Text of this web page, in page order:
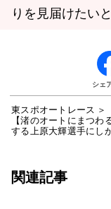
りを見届けたい
シェ
東スポオートレース
【渚のオートにまつ
する上原大輝選手にし
関連記事